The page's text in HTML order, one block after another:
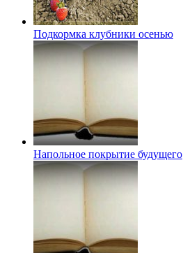
Подкормка клубники осенью
Напольное покрытие будущего